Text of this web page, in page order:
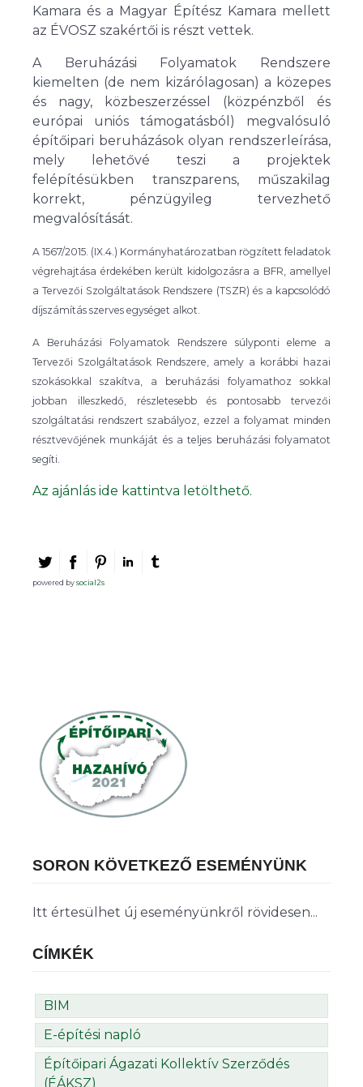
Kamara és a Magyar Építész Kamara mellett
az ÉVOSZ szakértői is részt vettek.
A Beruházási Folyamatok Rendszere
kiemelten (de nem kizárólagosan) a közepes
és nagy, közbeszerzéssel (közpénzből és
európai uniós támogatásból) megvalósuló
építőipari beruházások olyan rendszerleírása,
mely lehetővé teszi a projektek
felépítésükben transzparens, műszakilag
korrekt, pénzügyileg tervezhető
megvalósítását.
A 1567/2015. (IX.4.) Kormányhatározatban rögzített feladatok
végrehajtása érdekében került kidolgozásra a BFR, amellyel
a Tervezői Szolgáltatások Rendszere (TSZR) és a kapcsolódó
díjszámítás szerves egységet alkot.
A Beruházási Folyamatok Rendszere súlyponti eleme a
Tervezői Szolgáltatások Rendszere, amely a korábbi hazai
szokásokkal szakítva, a beruházási folyamathoz sokkal
jobban illeszkedő, részletesebb és pontosabb tervezői
szolgáltatási rendszert szabályoz, ezzel a folyamat minden
résztvevőjének munkáját és a teljes beruházási folyamatot
segíti.
Az ajánlás ide kattintva letölthető.
powered bysocial2s
SORON KÖVETKEZŐ ESEMÉNYÜNK
Itt értesülhet új eseményünkről rövidesen...
CÍMKÉK
BIM
E-építési napló
Építőipari Ágazati Kollektív Szerződés
(ÉÁKSZ)